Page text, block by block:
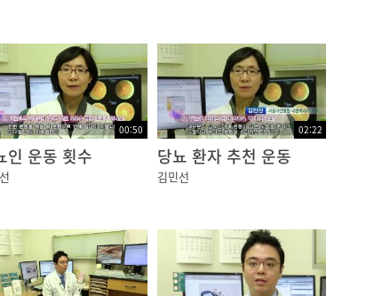
옮겨서 포도당 주사를 맞도록 해야 합니다.
대비 음식을 준비하여 운동을 하시는게 바
는 것이 무엇보다 중요하고, 만약을 위해 평
방하는 지름길입니다.
00:50
인 운동 횟수
02:22
당뇨 환자 추천 운동
김민선